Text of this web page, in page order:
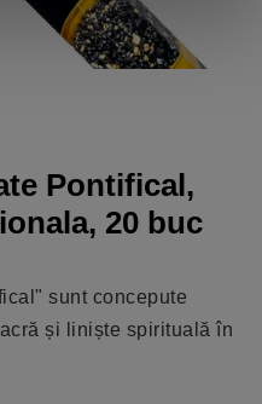
Pontifical,
20 buc
sunt concepute
și liniște spirituală în